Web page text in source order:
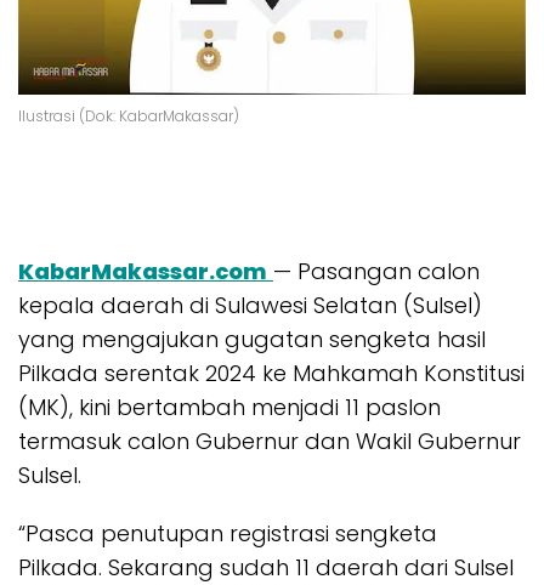
Ilustrasi (Dok: KabarMakassar)
KabarMakassar.com — Pasangan calon
kepala daerah di Sulawesi Selatan (Sulsel)
yang mengajukan gugatan sengketa hasil
Pilkada serentak 2024 ke Mahkamah Konstitusi
(MK), kini bertambah menjadi 11 paslon
termasuk calon Gubernur dan Wakil Gubernur
Sulsel.
“Pasca penutupan registrasi sengketa
Pilkada. Sekarang sudah 11 daerah dari Sulsel